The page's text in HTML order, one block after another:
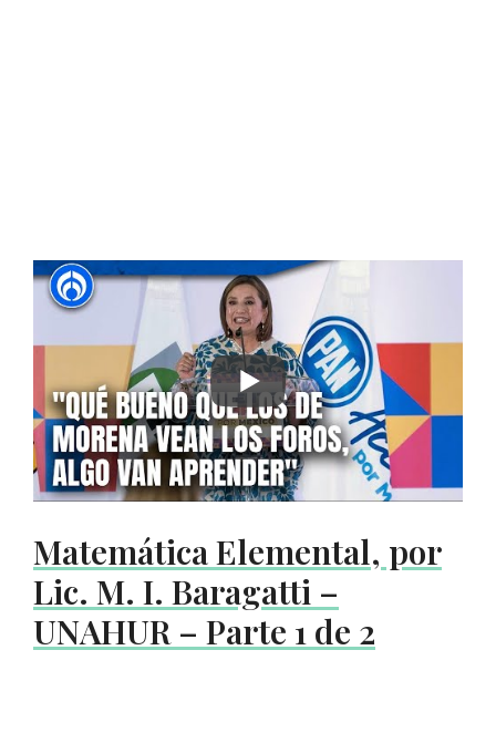
Matemática Elemental, por
Lic. M. I. Baragatti –
UNAHUR – Parte 1 de 2